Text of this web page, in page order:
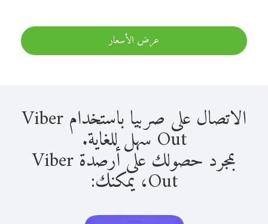
عرض الأسعار
الاتصال على صربيا باستخدام Viber
Out سهل للغاية.
بمجرد حصولك على أرصدة Viber
Out، يمكنك: